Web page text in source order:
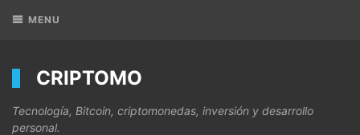
MENU
CRIPTOMO
Tecnología, Bitcoin, criptomonedas, inversión y desarrollo
personal.